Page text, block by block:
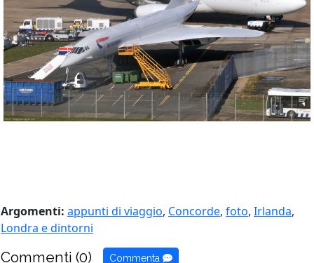
Argomenti: appunti di viaggio, Concorde, foto, Irlanda,
Londra e dintorni
Commenti (0) Commenta